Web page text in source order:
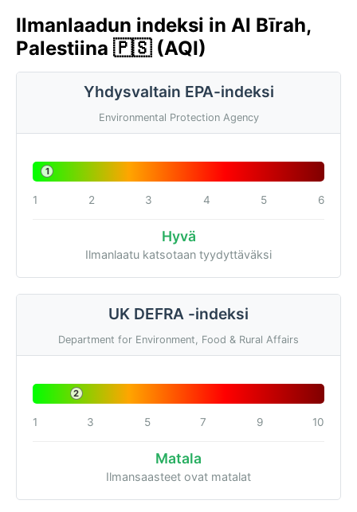
Ilmanlaadun indeksi in Al Bīrah,
Palestiina 🇵🇸 (AQI)
Yhdysvaltain EPA-indeksi
Environmental Protection Agency
1
1 2 3 4 5 6
Hyvä
Ilmanlaatu katsotaan tyydyttäväksi
UK DEFRA -indeksi
Department for Environment, Food & Rural Affairs
2
1 3 5 7 9 10
Matala
Ilmansaasteet ovat matalat